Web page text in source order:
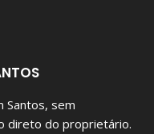
Santos, sem
direto do proprietário.